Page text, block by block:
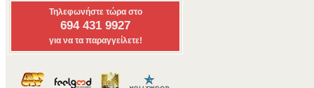
Τηλεφωνήστε τώρα στο
694 431 9927
για να τα παραγγείλετε!